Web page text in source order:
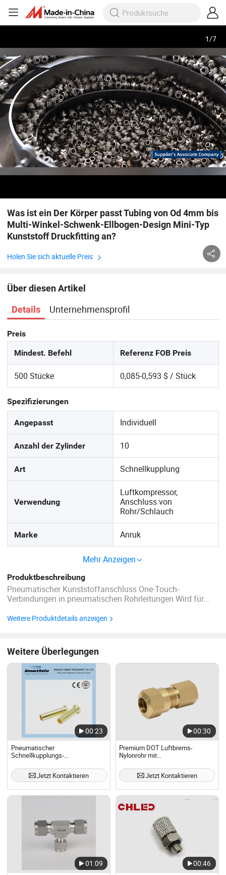
1/7
Was ist ein Der Körper passt Tubing von Od 4mm bis
Multi-Winkel-Schwenk-Ellbogen-Design Mini-Typ
Kunststoff Druckfitting an?
Holen Sie sich aktuelle Preis
Über diesen Artikel
Details Unternehmensprofil
Preis
Mindest. Befehl Referenz FOB Preis
500 Stücke 0,085-0,593 $ / Stück
Spezifizierungen
Angepasst Individuell
Anzahl der Zylinder 10
Art Schnellkupplung
Verwendung
Luftkompressor,
Anschluss von
Rohr/Schlauch
Marke Anruk
Mehr Anzeigen
Produktbeschreibung
Pneumatischer Kunststoffanschluss One-Touch-
Verbindungen in pneumatischen Rohrleitungen Wird für
Bedürfnisse FunktionEinfache Verbindung/Trennung von
Weitere Produktdetails anzeigen
Weitere Überlegungen
00:23
Pneumatischer
Schnellkupplungs-
Aluminium Thermoplastschlauch
MessingeinsatzJetzt Kontaktieren
00:30
Premium DOT Luftbrems-
Nylonrohr mit
Jetzt Kontaktieren
01:09 00:46